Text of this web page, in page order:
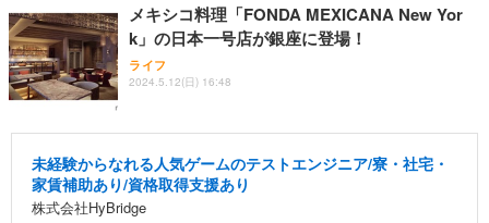
メキシコ料理「FONDA MEXICANA New Yor
k」の日本一号店が銀座に登場！
ライフ
2024.5.12(日) 16:48
未経験からなれる人気ゲームのテストエンジニア/寮・社宅・
家賃補助あり/資格取得支援あり
株式会社HyBridge